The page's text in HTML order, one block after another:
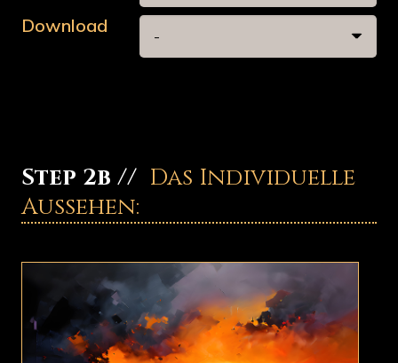
Download
Step 2b // Das Individuelle
Aussehen: